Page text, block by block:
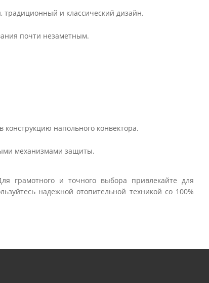
и классический дизайн.
почти незаметным.
напольного конвектора.
механизмами защиты.
грамотного и точного выбора привлекайте для
надежной отопительной техникой со 100%